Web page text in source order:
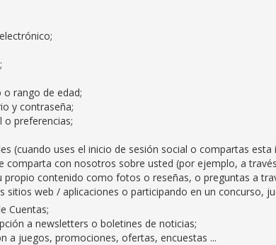
o rango de edad;
y contraseña;
o preferencias;
(cuando uses el inicio de sesión social o compartas
comparta con nosotros sobre usted (por ejemplo, a
propio contenido como fotos o reseñas, o preguntas a
sitios web / aplicaciones o participando en un concurso,
Cuentas;
a newsletters o boletines de noticias;
a juegos, promociones, ofertas, encuestas ...